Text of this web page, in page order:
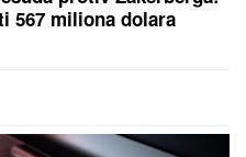
RTS-A UŽIVA NA JAHTI